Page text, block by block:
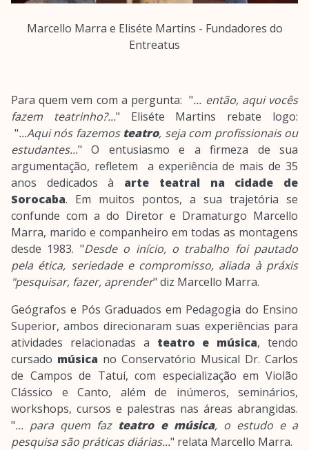
Marcello Marra e Eliséte Martins - Fundadores do
Entreatus
Para quem vem com a pergunta: "... então, aqui vocês
fazem teatrinho?..." Eliséte Martins rebate logo:
"...Aqui nós fazemos teatro, seja com profissionais ou
estudantes..." O entusiasmo e a firmeza de sua
argumentação, refletem a experiência de mais de 35
anos dedicados à arte teatral na cidade de
Sorocaba. Em muitos pontos, a sua trajetória se
confunde com a do Diretor e Dramaturgo Marcello
Marra, marido e companheiro em todas as montagens
desde 1983. "Desde o início, o trabalho foi pautado
pela ética, seriedade e compromisso, aliada à práxis
"pesquisar, fazer, aprender" diz Marcello Marra.
Geógrafos e Pós Graduados em Pedagogia do Ensino
Superior, ambos direcionaram suas experiências para
atividades relacionadas a teatro e música, tendo
cursado música no Conservatório Musical Dr. Carlos
de Campos de Tatuí, com especialização em Violão
Clássico e Canto, além de inúmeros, seminários,
workshops, cursos e palestras nas áreas abrangidas.
"... para quem faz teatro e música, o estudo e a
pesquisa são práticas diárias..." relata Marcello Marra.